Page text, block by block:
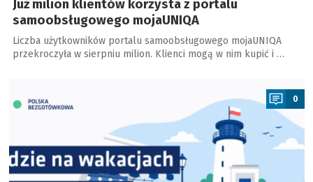
Już milion klientów korzysta z portalu
samoobsługowego mojaUNIQA
Liczba użytkowników portalu samoobsługowego mojaUNIQA
przekroczyła w sierpniu milion. Klienci mogą w nim kupić i …
0